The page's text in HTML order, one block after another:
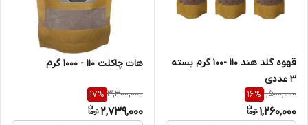
قهوه گلد هند 110 -100 گرم بسته
3 عددی
1,500,000
16%
1,260,000
هات چاکلت 110 - 1000 گرم
3,300,000
17%
2,739,000